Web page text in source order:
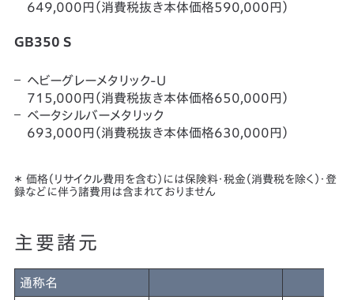
649,000円（消費税抜き本体価格590,000円）
GB350 S
ヘビーグレーメタリック-U
715,000円（消費税抜き本体価格650,000円）
ベータシルバーメタリック
693,000円（消費税抜き本体価格630,000円）
＊ 価格（リサイクル費用を含む）には保険料・税金（消費税を除く）・登
録などに伴う諸費用は含まれておりません
主要諸元
通称名